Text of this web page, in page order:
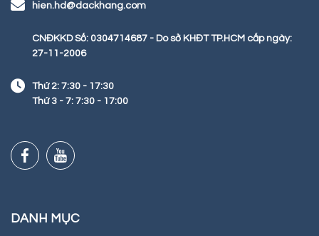
hien.hd@dackhang.com
CNĐKKD Số: 0304714687 - Do sở KHĐT TP.HCM cấp ngày:
27-11-2006
Thứ 2: 7:30 - 17:30
Thứ 3 - 7: 7:30 - 17:00
DANH MỤC